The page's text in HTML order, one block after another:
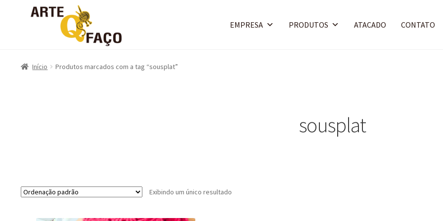
EMPRESA PRODUTOS ATACADO CONTATO
Início Produtos marcados com a tag “sousplat”
sousplat
Exibindo um único resultado